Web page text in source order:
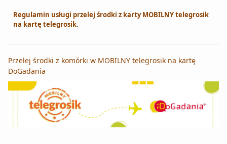
Regulamin usługi przelej środki z karty MOBILNY telegrosik
na kartę telegrosik.
Przelej środki z komórki w MOBILNY telegrosik na kartę
DoGadania